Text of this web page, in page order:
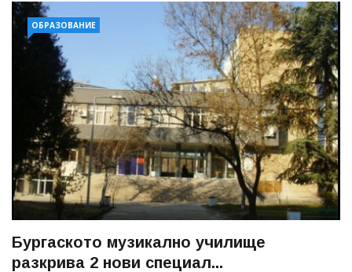
ОБРАЗОВАНИЕ
Бургаското музикално училище
разкрива 2 нови специал...